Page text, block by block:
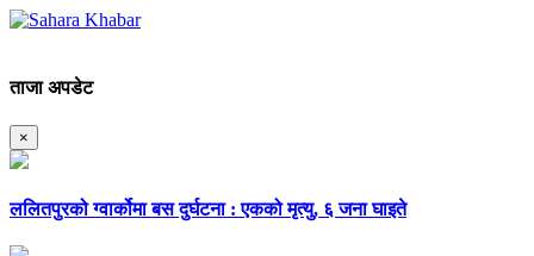
ताजा अपडेट
×
ललितपुरको ग्वार्कोमा बस दुर्घटना : एकको मृत्यु, ६ जना घाइते